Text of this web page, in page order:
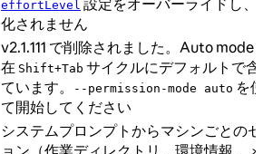
effortLevel 設定をオーバーライドし、
化されません
v2.1.111 で削除されました。Auto mode
在 Shift+Tab サイクルにデフォルトで
ています。
--permission-mode auto を
て開始してください
システムプロンプトからマシンごとの